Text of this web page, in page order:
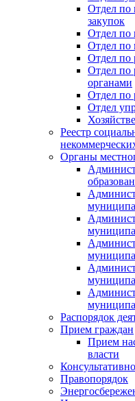
Отдел по
закупок
Отдел по
Отдел по
Отдел по
Отдел по
органами
Отдел по
Отдел
Реестр
Органы
Распорядок
Прием граждан
Прием
власти
Правопорядок